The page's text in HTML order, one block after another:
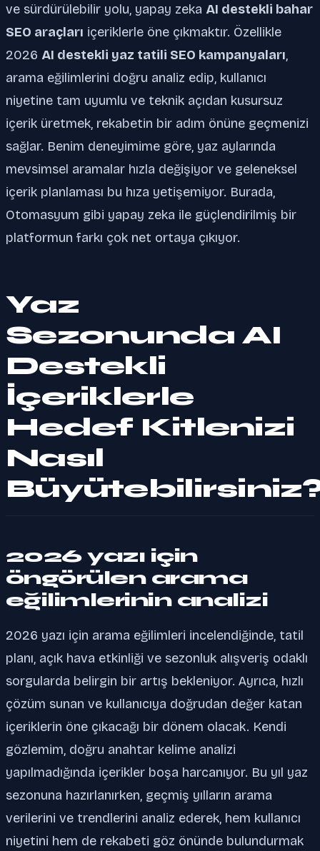
ve sürdürülebilir yolu, yapay zeka AI destekli bahar
SEO araçları içeriklerle öne çıkmaktır. Özellikle
2026 AI destekli yaz tatili SEO kampanyaları,
arama eğilimlerini doğru analiz edip, kullanıcı
niyetine tam uyumlu ve teknik açıdan kusursuz
içerik üretmek, rekabetin bir adım önüne geçmenizi
sağlar. Benim deneyimime göre, yaz aylarında
mevsimsel aramalar hızla değişiyor ve geleneksel
içerik planlaması bu hıza yetişemiyor. Burada,
Otomasyum gibi yapay zeka ile güçlendirilmiş bir
platformun farkı çok net ortaya çıkıyor.
Yaz
Sezonunda AI
Destekli
İçeriklerle
Hedef Kitlenizi
Nasıl
2026 yazı için
öngörülen arama
eğilimlerinin analizi
2026 yazı için arama eğilimleri incelendiğinde, tatil
planı, açık hava etkinliği ve sezonluk alışveriş odaklı
sorgularda belirgin bir artış bekleniyor. Ayrıca, hızlı
çözüm sunan ve kullanıcıya doğrudan değer katan
içeriklerin öne çıkacağı bir dönem olacak. Kendi
gözlemim, doğru anahtar kelime analizi
yapılmadığında içerikler boşa harcanıyor. Bu yıl yaz
sezonuna hazırlanırken, geçmiş yılların arama
verilerini ve trendlerini analiz ederek, hem kullanıcı
niyetini hem de rekabeti göz önünde bulundurmak